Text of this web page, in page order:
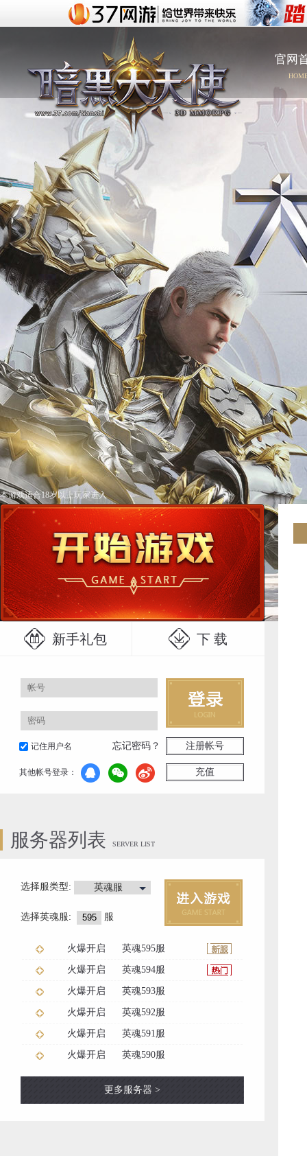
官网
本游戏适合18岁以上玩家进入
新手礼包 下 载
记住用户名 忘记密码？ 注册帐号
充值
其他帐号登录：
服务器列表 SERVER LIST
选择服类型: 英魂服
选择英魂服: 服
火爆开启 英魂595服
火爆开启 英魂594服
火爆开启 英魂593服
火爆开启 英魂592服
火爆开启 英魂591服
火爆开启 英魂590服
更多服务器 >